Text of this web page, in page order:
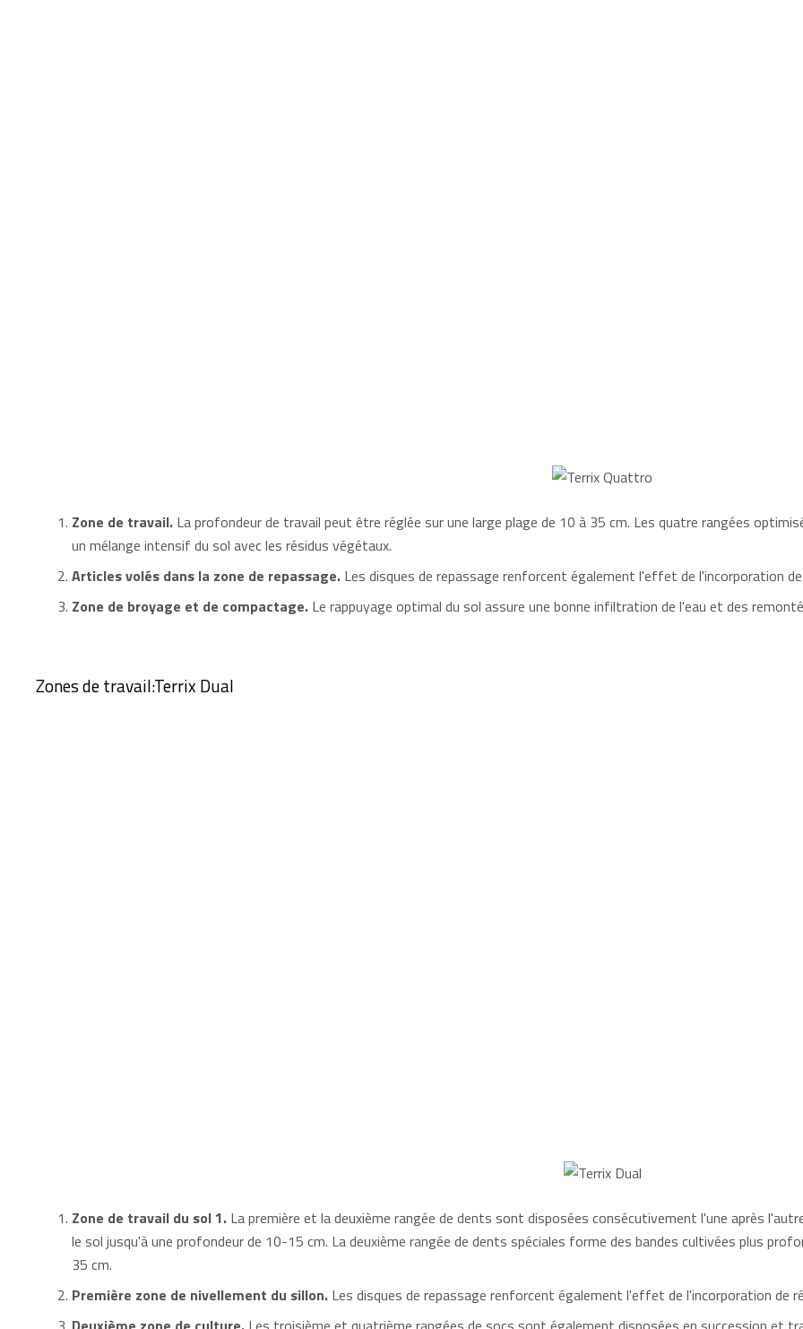
Zone de travail. La profondeur de travail peut être réglée sur une large plage de 10 à 35 cm. Les quatre rangées
un mélange intensif du sol avec les résidus végétaux.
Articles volés dans la zone de repassage. Les disques de repassage renforcent également l'effet de l'incorporation
Zone de broyage et de compactage. Le rappuyage optimal du sol assure une bonne infiltration de l'eau et des
Zones de travail:Terrix Dual
Zone de travail du sol 1. La première et la deuxième rangée de dents sont disposées consécutivement l'une après
le sol jusqu'à une profondeur de 10-15 cm. La deuxième rangée de dents spéciales forme des bandes cultivées plus
35 cm.
Première zone de nivellement du sillon. Les disques de repassage renforcent également l'effet de l'incorporation de